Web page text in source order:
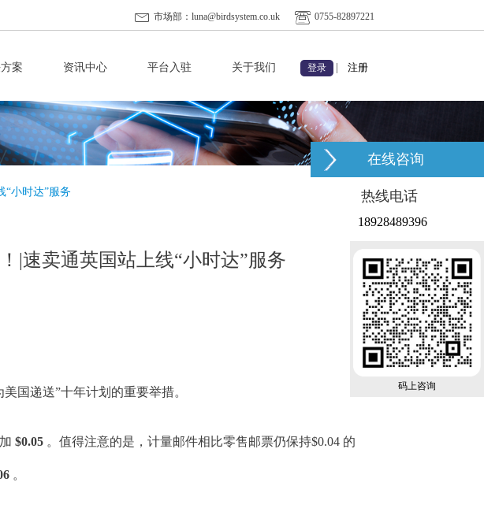
市场部：luna@birdsystem.co.uk 0755-82897221
案 资讯中心 平台入驻 关于我们 登录 注册
“小时达”服务
|速卖通英国站上线“小时达”服务
国递送”十年计划的重要举措。
$0.05 。值得注意的是，计量邮件相比零售邮票仍保持$0.04 的
。
在线咨询
热线电话
18928489396
码上咨询